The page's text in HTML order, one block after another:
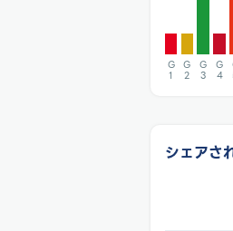
G
1
G
2
G
3
G
4
シェアさ